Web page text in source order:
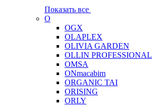
Показать все
O
OGX
OLAPLEX
OLIVIA GARDEN
OLLIN PROFESSIONAL
OMSA
ONmacabim
ORGANIC TAI
ORISING
ORLY